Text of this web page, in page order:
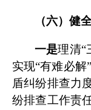
（六）健
一是理清“
实现“有难必解
盾纠纷排查力
纷排查工作责